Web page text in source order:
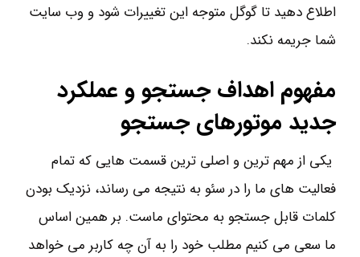
اطلاع دهید تا گوگل متوجه این تغییرات شود و وب سایت
شما جریمه نکند.
مفهوم اهداف جستجو و عملکرد
جدید موتورهای جستجو
یکی از مهم ترین و اصلی ترین قسمت هایی که تمام
فعالیت های ما را در سئو به نتیجه می رساند، نزدیک بودن
کلمات قابل جستجو به محتوای ماست. بر همین اساس
ما سعی می کنیم مطلب خود را به آن چه کاربر می خواهد